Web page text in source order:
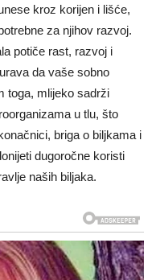
kroz korijen i lišće,
za njihov razvoj.
potiče rast, razvoj i
da vaše sobno
toga, mlijeko sadrži
u tlu, što
briga o biljkama i
dugoročne koristi
naših biljaka.